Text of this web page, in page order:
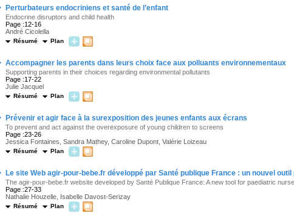
Perturbateurs endocriniens et santé de l’enfant
Endocrine disruptors and child health
Page :12-16
André Cicolella
Résumé Plan
Accompagner les parents dans leurs choix face aux polluants environnementaux
Supporting parents in their choices regarding environmental pollutants
Page :17-22
Julie Jacquel
Résumé Plan
Prévenir et agir face à la surexposition des jeunes enfants aux écrans
To prevent and act against the overexposure of young children to screens
Page :23-26
Jessica Fontaines, Sandra Mathey, Caroline Dupont, Valérie Loizeau
Résumé Plan
Le site Web agir-pour-bebe.fr développé par Santé publique France : un nouvel
The agir-pour-bebe.fr website developed by Santé Publique France: A new tool for paediatric
Page :27-33
Nathalie Houzelle, Isabelle Davost-Serizay
Résumé Plan